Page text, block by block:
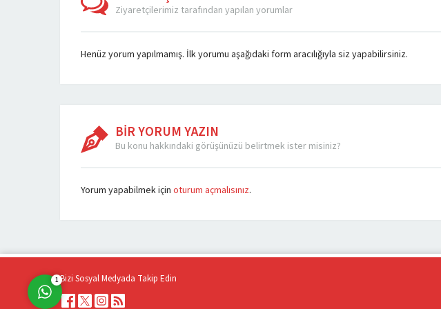
Ziyaretçilerimiz tarafından yapılan yorumlar
Henüz yorum yapılmamış. İlk yorumu aşağıdaki form aracılığıyla siz yapabilirsiniz.
BİR YORUM YAZIN
Bu konu hakkındaki görüşünüzü belirtmek ister misiniz?
Yorum yapabilmek için oturum açmalısınız.
Bizi Sosyal Medyada Takip Edin
Fiat Çıkma Yedek Parça
1